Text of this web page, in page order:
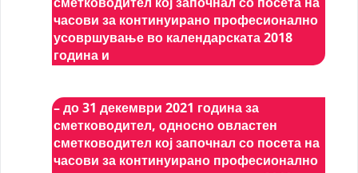
часови за континуирано професионално
усовршување во календарската 2018
година и
– до 31 декември 2021 година за
сметководител, односно овластен
сметководител кој започнал со посета на
часови за континуирано професионално